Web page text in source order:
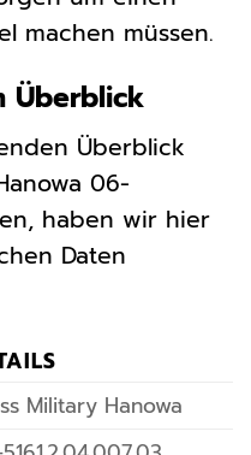
machen müssen.
Überblick
Überblick
06-
haben wir hier
Daten
Military Hanowa